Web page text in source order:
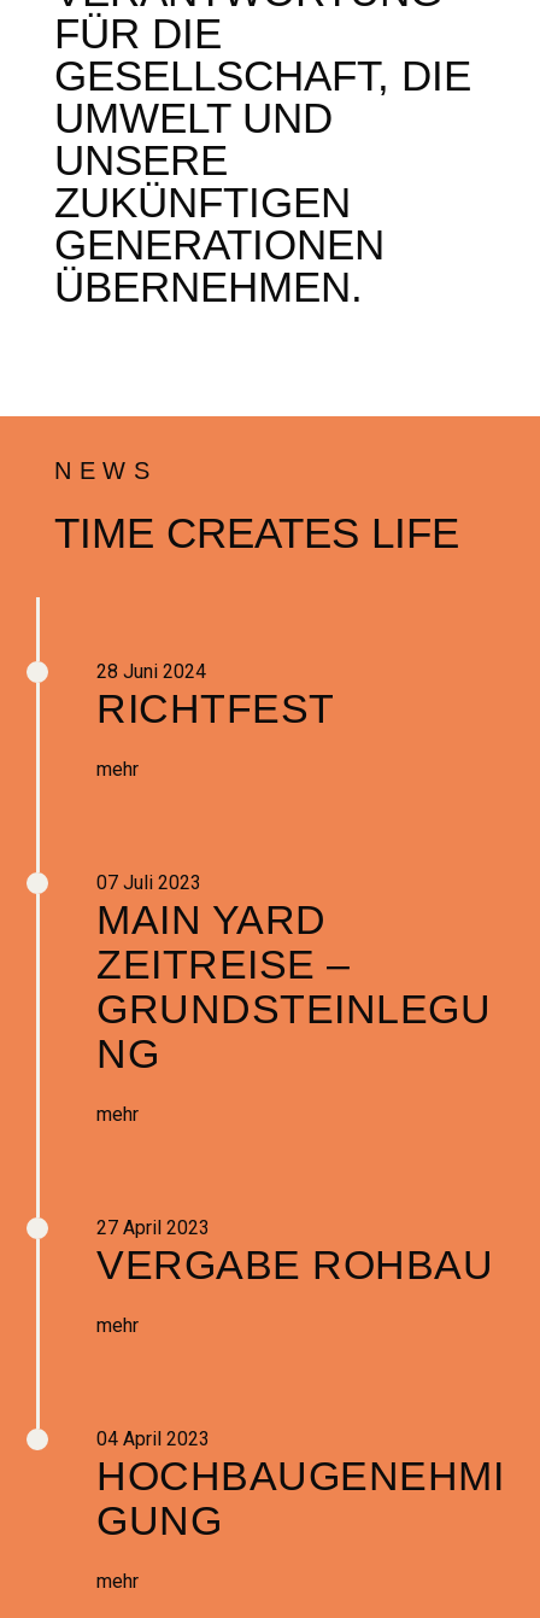
FÜR DIE
GESELLSCHAFT, DIE
UMWELT UND
UNSERE
ZUKÜNFTIGEN
GENERATIONEN
ÜBERNEHMEN.
NEWS
TIME CREATES LIFE
28 Juni 2024
RICHTFEST
mehr
07 Juli 2023
MAIN YARD
ZEITREISE –
GRUNDSTEINLEGU
NG
mehr
27 April 2023
VERGABE ROHBAU
mehr
04 April 2023
HOCHBAUGENEHMI
GUNG
mehr